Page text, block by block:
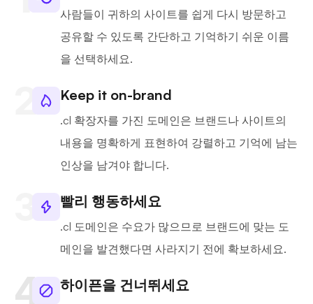
사람들이 귀하의 사이트를 쉽게 다시 방문하고
공유할 수 있도록 간단하고 기억하기 쉬운 이름
을 선택하세요.
Keep it on-brand
.cl 확장자를 가진 도메인은 브랜드나 사이트의
내용을 명확하게 표현하여 강렬하고 기억에 남는
인상을 남겨야 합니다.
빨리 행동하세요
.cl 도메인은 수요가 많으므로 브랜드에 맞는 도
메인을 발견했다면 사라지기 전에 확보하세요.
하이픈을 건너뛰세요